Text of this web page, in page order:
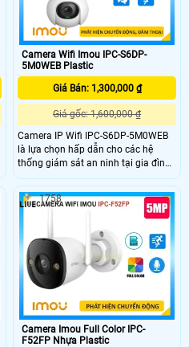
Camera Wifi Imou IPC-S6DP-
5M0WEB Plastic
Giá Bán: 1,300,000 ₫
Giá gốc: 1,600,000 ₫
Camera IP Wifi IPC-S6DP-5M0WEB
là lựa chọn hấp dẫn cho các hệ
thống giám sát an ninh tại gia đình
hoặc văn phòng, kết hợp giữa thiết
kế tiện lợi và các tính năng tiên tiến
Hỗ trợ thẻ nhớ lên đến 256GB cho
phép lưu trữ nhiều video ghi hình
mà không cần đến các thiết bị lưu
trữ bên ngoài.
Camera Imou Full Color IPC-
F52FP Nhựa Plastic
1758